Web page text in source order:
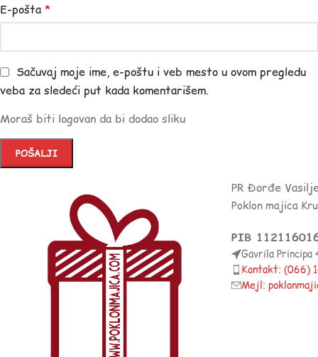
E-pošta *
Sačuvaj moje ime, e-poštu i veb mesto u ovom pregledu
veba za sledeći put kada komentarišem.
Moraš biti logovan da bi dodao sliku
PR Đorđe
Poklon majica
PIB
Gavrila Principa
Kontakt: (066)
Mejl: